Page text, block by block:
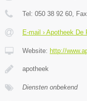
Tel: 050 38 92 60,
E-mail › Apotheek De
Website: http://
apotheek
Diensten onbekend